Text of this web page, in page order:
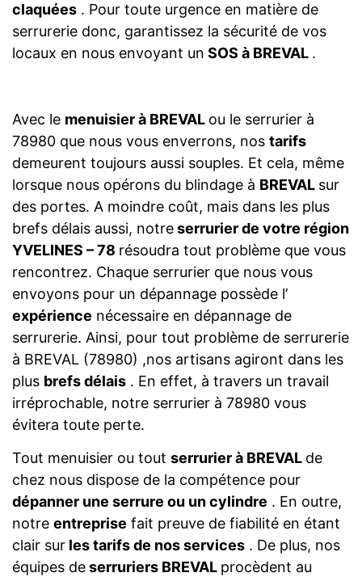
claquées . Pour toute urgence en matière de
serrurerie donc, garantissez la sécurité de vos
locaux en nous envoyant un SOS à BREVAL .
Avec le menuisier à BREVAL ou le serrurier à
78980 que nous vous enverrons, nos tarifs
demeurent toujours aussi souples. Et cela, même
lorsque nous opérons du blindage à BREVAL sur
des portes. A moindre coût, mais dans les plus
brefs délais aussi, notreserrurier de votre région
YVELINES – 78 résoudra tout problème que vous
rencontrez. Chaque serrurier que nous vous
envoyons pour un dépannage possède l’
expérience nécessaire en dépannage de
serrurerie. Ainsi, pour tout problème de serrurerie
à BREVAL (78980) ,nos artisans agiront dans les
plus brefs délais . En effet, à travers un travail
irréprochable, notre serrurier à 78980 vous
évitera toute perte.
Tout menuisier ou tout serrurier à BREVAL de
chez nous dispose de la compétence pour
dépanner une serrure ou un cylindre . En outre,
notre entreprise fait preuve de fiabilité en étant
clair sur les tarifs de nos services . De plus, nos
équipes deserruriers BREVAL procèdent au